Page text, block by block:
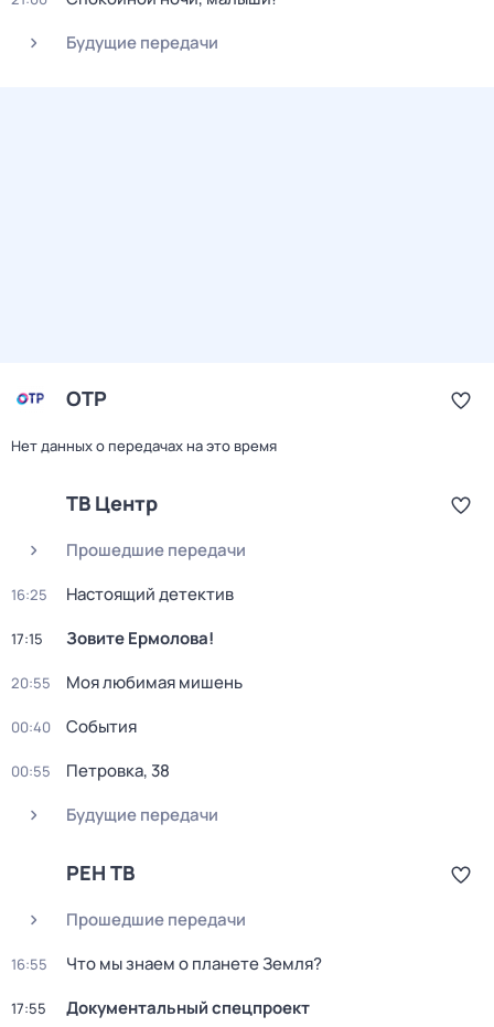
Будущие передачи
ОТР
Нет данных о передачах на это время
ТВ Центр
Прошедшие передачи
16:25 Настоящий детектив
17:15 Зовите Ермолова!
20:55 Моя любимая мишень
00:40 События
00:55
Петровка, 38
Будущие передачи
РЕН ТВ
Прошедшие передачи
16:55 Что мы знаем о планете Земля?
17:55 Документальный спецпроект